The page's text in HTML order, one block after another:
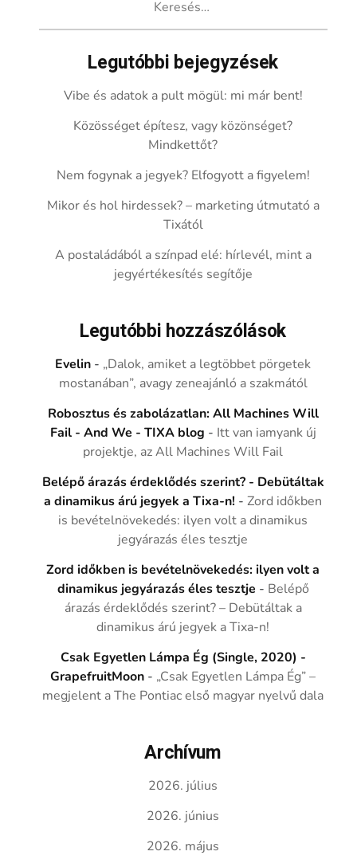
Legutóbbi bejegyzések
Vibe és adatok a pult mögül: mi már bent!
Közösséget építesz, vagy közönséget?
Mindkettőt?
Nem fogynak a jegyek? Elfogyott a figyelem!
Mikor és hol hirdessek? – marketing útmutató a
Tixától
A postaládából a színpad elé: hírlevél, mint a
jegyértékesítés segítője
Legutóbbi hozzászólások
Evelin - „Dalok, amiket a legtöbbet pörgetek
mostanában”, avagy zeneajánló a szakmától
Robosztus és zabolázatlan: All Machines Will
Fail - And We - TIXA blog - Itt van iamyank új
projektje, az All Machines Will Fail
Belépő árazás érdeklődés szerint? - Debütáltak
a dinamikus árú jegyek a Tixa-n! -Zord időkben
is bevételnövekedés: ilyen volt a dinamikus
jegyárazás éles tesztje
Zord időkben is bevételnövekedés: ilyen volt a
dinamikus jegyárazás éles tesztje - Belépő
árazás érdeklődés szerint? – Debütáltak a
dinamikus árú jegyek a Tixa-n!
Csak Egyetlen Lámpa Ég (Single, 2020) -
GrapefruitMoon - „Csak Egyetlen Lámpa Ég” –
megjelent a The Pontiac első magyar nyelvű dala
Archívum
2026. július
2026. június
2026. május